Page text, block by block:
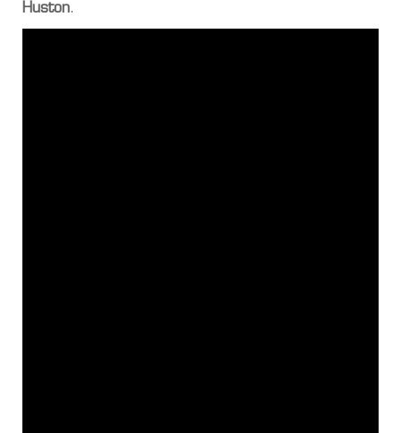
Huston.